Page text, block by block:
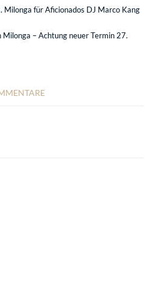
Milonga für Aficionados DJ Marco Kang
Milonga – Achtung neuer Termin 27.